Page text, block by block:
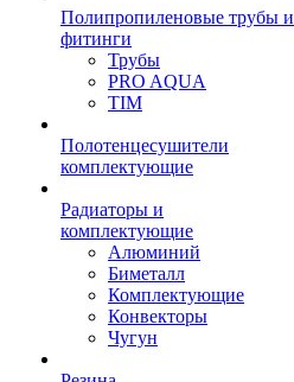
Полипропиленовые трубы и
фитинги
Трубы
PRO AQUA
TIM
Полотенцесушители
комплектующие
Радиаторы и
комплектующие
Алюминий
Биметалл
Комплектующие
Конвекторы
Чугун